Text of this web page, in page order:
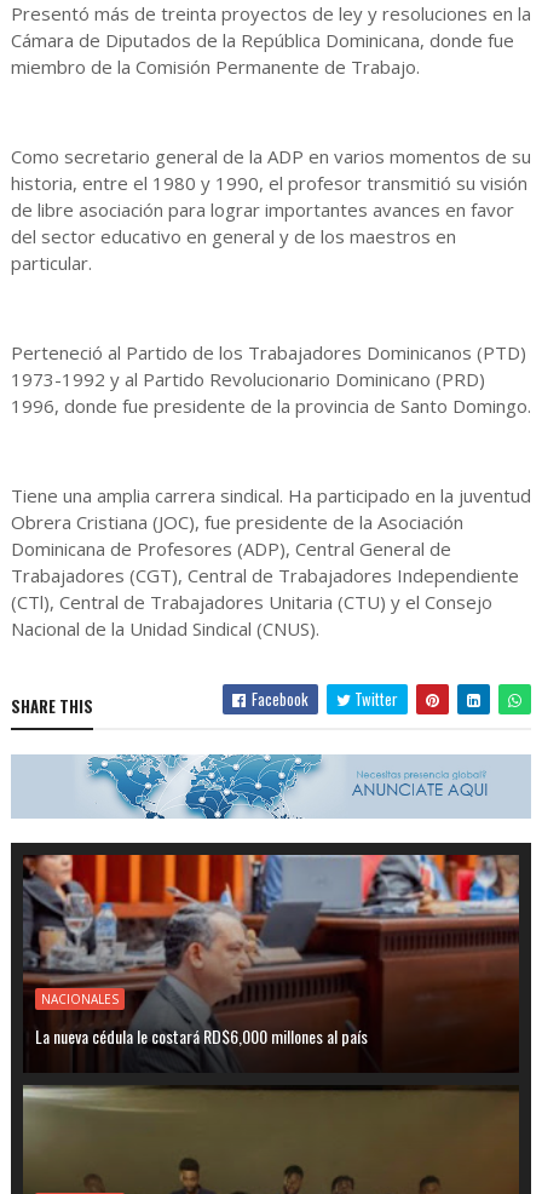
Presentó más de treinta proyectos de ley y resoluciones en la
Cámara de Diputados de la República Dominicana, donde fue
miembro de la Comisión Permanente de Trabajo.
Como secretario general de la ADP en varios momentos de su
historia, entre el 1980 y 1990, el profesor transmitió su visión
de libre asociación para lograr importantes avances en favor
del sector educativo en general y de los maestros en
particular.
Perteneció al Partido de los Trabajadores Dominicanos (PTD)
1973-1992 y al Partido Revolucionario Dominicano (PRD)
1996, donde fue presidente de la provincia de Santo Domingo.
Tiene una amplia carrera sindical. Ha participado en la juventud
Obrera Cristiana (JOC), fue presidente de la Asociación
Dominicana de Profesores (ADP), Central General de
Trabajadores (CGT), Central de Trabajadores Independiente
(CTl), Central de Trabajadores Unitaria (CTU) y el Consejo
Nacional de la Unidad Sindical (CNUS).
SHARE THIS Facebook Twitter
NACIONALES
La nueva cédula le costará RD$6,000 millones al país